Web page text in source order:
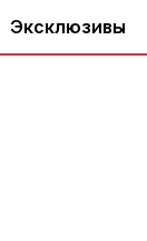
Эксклюзивы